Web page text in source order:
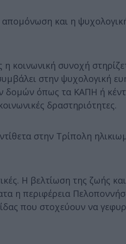
απομόνωση και η
κοινωνική συνοχή
στην ψυχολογική
δομών όπως τα ΚΑΠΗ ή
δραστηριότητες.
στην Τρίπολη
Η βελτίωση της ζωής
η περιφέρεια
που στοχεύουν να